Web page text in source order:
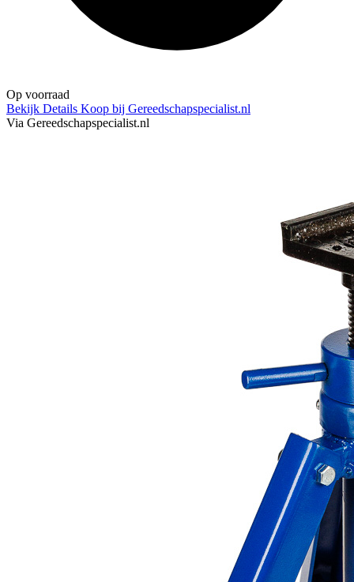
Op voorraad
Bekijk Details Koop bij Gereedschapspecialist.nl
Via Gereedschapspecialist.nl